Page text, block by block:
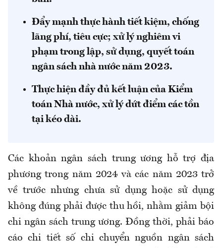
Đẩy mạnh thực hành tiết kiệm, chống
lãng phí, tiêu cực; xử lý nghiêm vi
phạm trong lập, sử dụng, quyết toán
ngân sách nhà nước năm 2023.
Thực hiện đầy đủ kết luận của Kiểm
toán Nhà nước, xử lý dứt điểm các tồn
tại kéo dài.
Các khoản ngân sách trung ương hỗ trợ địa
phương trong năm 2024 và các năm 2023 trở
về trước nhưng chưa sử dụng hoặc sử dụng
không đúng phải được thu hồi, nhằm giảm bội
chi ngân sách trung ương. Đồng thời, phải báo
cáo chi tiết số chi chuyển nguồn ngân sách